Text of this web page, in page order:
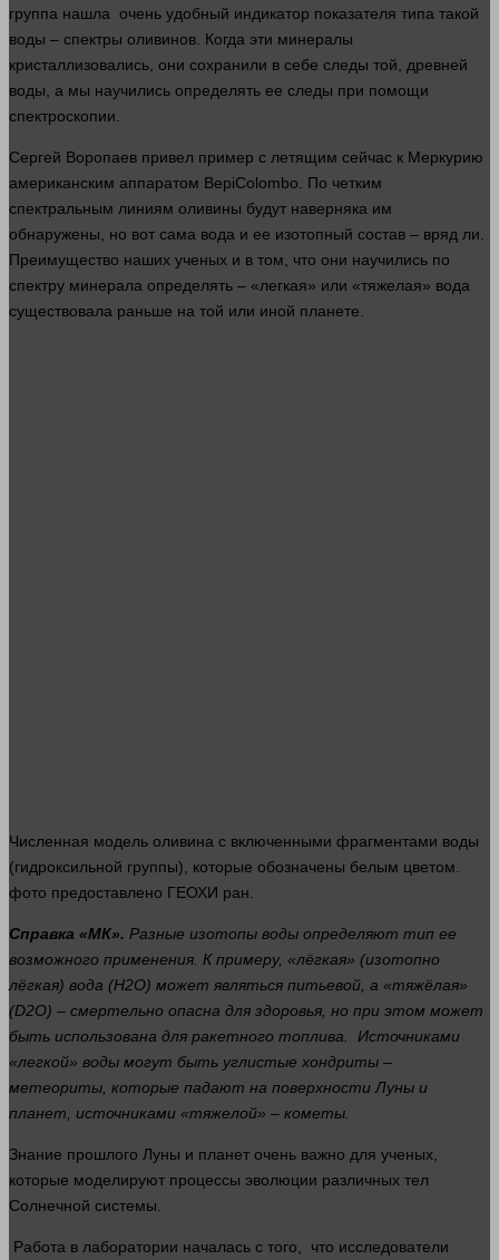
группа нашла очень удобный индикатор показателя типа такой
воды – спектры оливинов. Когда эти минералы
кристаллизовались, они сохранили в себе следы той, древней
воды , а мы научились определять ее следы при помощи
спектроскопии.
Сергей Воропаев привел пример с летящим сейчас к Меркурию
американским аппаратом BepiColombo. По четким
спектральным линиям оливины будут наверняка им
обнаружены, но вот сама вода и ее изотопный состав – вряд ли.
Преимущество наших ученых и в том, что они научились по
спектру минерала определять – «легкая» или «тяжелая» вода
существовала раньше на той или иной планете.
Численная модель оливина с включенными фрагментами воды
(гидроксильной группы), которые обозначены белым цветом.
фото предоставлено ГЕОХИ ран
Справка «МК». Разные изотопы воды определяют тип ее
возможного применения. К примеру, «лёгкая» (изотопно
лёгкая) вода (H2O) может являться питьевой, а «тяжёлая»
(D2O) – смертельно опасна для здоровья, но при этом может
быть использована для ракетного топлива. Источниками
«легкой» воды могут быть углистые хондриты –
метеориты, которые падают на поверхности Луны и
планет, источниками «тяжелой» – кометы.
Знание прошлого Луны и планет очень важно для ученых,
которые моделируют процессы эволюции различных тел
Солнечной системы
Работа в лаборатории началась с того, что исследователи